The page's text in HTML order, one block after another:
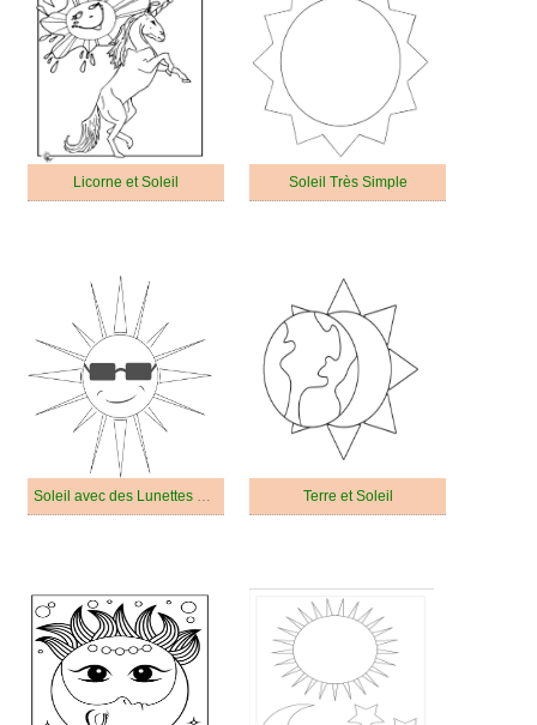
Licorne et Soleil Soleil Très Simple
Soleil avec des Lunettes de Soleil Terre et Soleil